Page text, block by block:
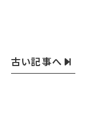
古い記事へ